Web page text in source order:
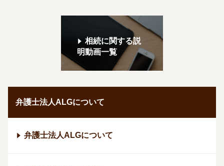
相続に関する説
明動画一覧
弁護士法人ALGについて
弁護士法人ALGについて